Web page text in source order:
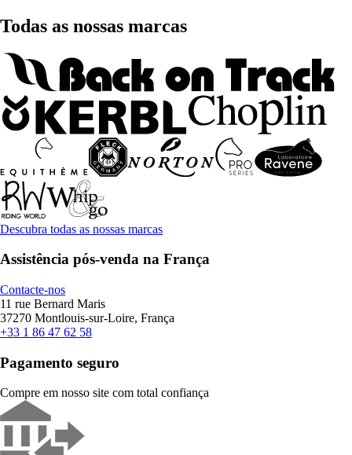
Todas as nossas marcas
Descubra todas as nossas marcas
Assistência pós-venda na França
Contacte-nos
11 rue Bernard Maris
37270 Montlouis-sur-Loire, França
+33 1 86 47 62 58
Pagamento seguro
Compre em nosso site com total confiança